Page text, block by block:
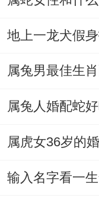
跟着尊重的关
庭基础 -位婚姻
说真的，处方
人的相处方式
过度解读部分
属兔人婚配蛇
输入名字看一